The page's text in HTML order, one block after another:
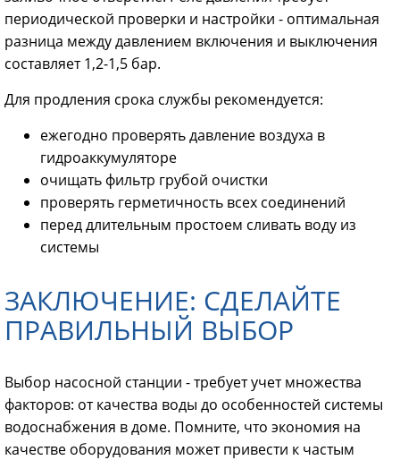
периодической проверки и настройки - оптимальная
разница между давлением включения и выключения
составляет 1,2-1,5 бар.
Для продления срока службы рекомендуется:
ежегодно проверять давление воздуха в
гидроаккумуляторе
очищать фильтр грубой очистки
проверять герметичность всех соединений
перед длительным простоем сливать воду из
системы
ЗАКЛЮЧЕНИЕ: СДЕЛАЙТЕ
ПРАВИЛЬНЫЙ ВЫБОР
Выбор насосной станции - требует учет множества
факторов: от качества воды до особенностей системы
водоснабжения в доме. Помните, что экономия на
качестве оборудования может привести к частым